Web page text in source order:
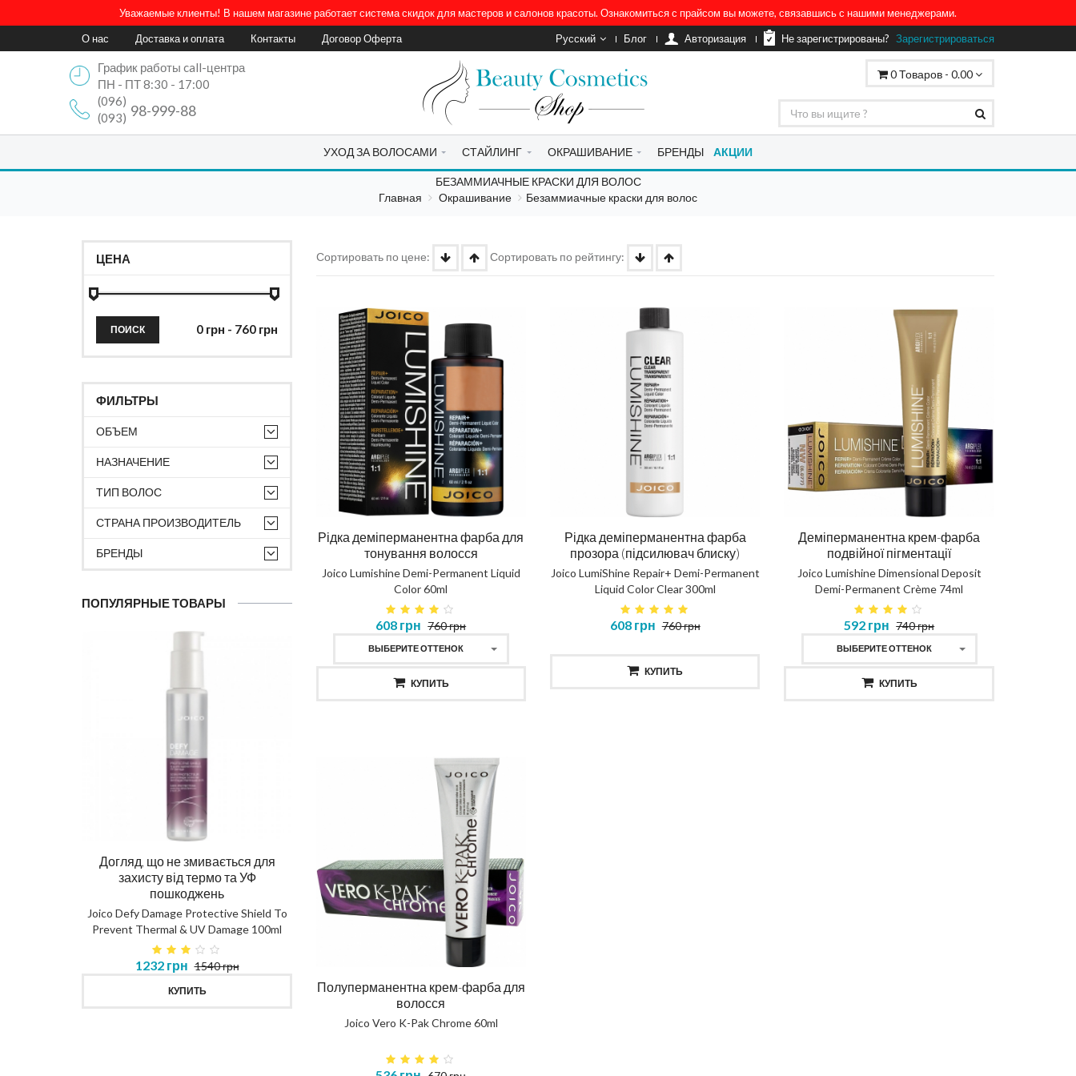
Уважаемые клиенты! В нашем магазине работает система скидок для мастеров и салонов красоты. Ознакомиться с прайсом вы можете, связавшись с нашими менеджерами.
О нас
Доставка и оплата Контакты Договор Оферта Русский Блог Авторизация Не зарегистрированы? Зарегистрироваться
График работы call-центра
ПН - ПТ 8:30 - 17:00
(096)
98-999-88
(093)
0Товаров - 0.00
УХОД ЗА ВОЛОСАМИ СТАЙЛИНГ ОКРАШИВАНИЕ БРЕНДЫ АКЦИИ
БЕЗАММИАЧНЫЕ КРАСКИ ДЛЯ ВОЛОС
Главная
Окрашивание Безаммиачные краски для волос
ЦЕНА
ПОИСК
ФИЛЬТРЫ
ОБЪЕМ
НАЗНАЧЕНИЕ
ТИП ВОЛОС
СТРАНА ПРОИЗВОДИТЕЛЬ
БРЕНДЫ
ПОПУЛЯРНЫЕ ТОВАРЫ
Догляд, що не змивається для
захисту від термо та УФ
пошкоджень
Joico Defy Damage Protective Shield To
Prevent Thermal & UV Damage 100ml
1232 грн 1540 грн
КУПИТЬ
Маска повне відновлення
DIAGNOSTIC TOTAL REPAIR MASK
Сортировать по цене: Сортировать по рейтингу:
Рідка деміперманентна фарба для
тонування волосся
Joico Lumishine Demi-Permanent Liquid
Color 60ml
608 грн 760 грн
ВЫБЕРИТЕ ОТТЕНОК
КУПИТЬ
Рідка деміперманентна фарба
прозора (підсилювач блиску)
Joico LumiShine Repair+ Demi-Permanent
Liquid Color Clear 300ml
608 грн 760 грн
КУПИТЬ
Деміперманентна крем-фарба
подвійної пігментації
Joico Lumishine Dimensional Deposit
Demi-Permanent Crème 74ml
592 грн 740 грн
ВЫБЕРИТЕ ОТТЕНОК
КУПИТЬ
Полуперманентна крем-фарба для
волосся
Joico Vero K-Pak Chrome 60ml